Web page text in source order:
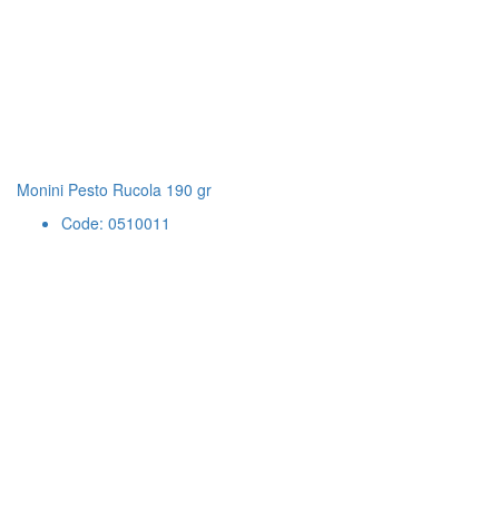
Monini Pesto Rucola 190 gr
Code: 0510011